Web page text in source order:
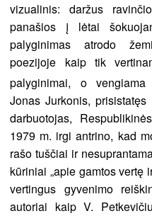
vizualinis: daržus
panašios į lėtai
palyginimas atrodo
poezijoje kaip tik
palyginimai, o vengiama
Jonas Jurkonis,
darbuotojas,
1979 m. irgi antrino, kad
rašo tuščiai ir
kūriniai „apie gamtos
vertingus gyvenimo
autoriai kaip V.